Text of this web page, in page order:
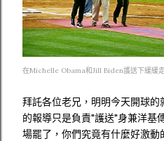
在Michelle Obama和Jill Biden護送下緩緩
拜託各位老兄，明明今天開球
的報導只是負責"護送"身兼洋基
場罷了，你們究竟有什麼好激